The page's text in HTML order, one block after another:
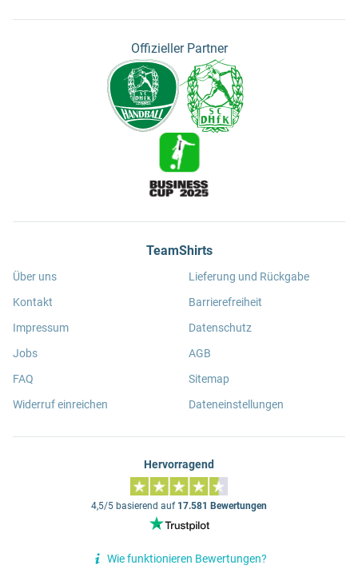
Offizieller Partner
TeamShirts
Über uns
Kontakt
Impressum
Jobs
FAQ
Widerruf einreichen
Lieferung und Rückgabe
Barrierefreiheit
Datenschutz
AGB
Sitemap
Dateneinstellungen
Hervorragend
4,5/5 basierend auf 17.581 Bewertungen
Wie funktionieren Bewertungen?